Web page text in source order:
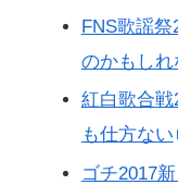
FNS歌謡
のかもしれ
紅白歌合戦
も仕方ない
ゴチ2017